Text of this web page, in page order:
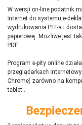
W wersji on-line podatnik
Internet do systemu e-
wydrukowania PIT-a i
papierowej. Możliwe jest
PDF.
Program e-pity online
przeglądarkach
Chrome) zarówno na
tablet..